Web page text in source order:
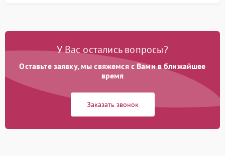
У Вас остались вопросы?
Оставьте заявку, мы свяжемся с Вами в ближайшее
время
Заказать звонок